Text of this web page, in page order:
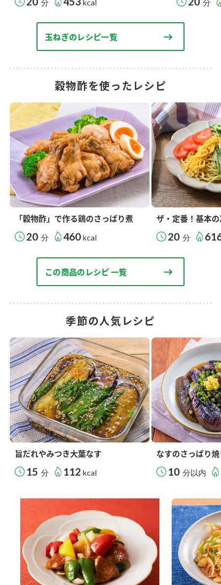
分 kcal 分
玉ねぎのレシピ一覧
穀物酢を使ったレシピ
「穀物酢」で作る鶏のさっぱり煮
20 分 460 kcal
ザ・定番！基本
20 分
この商品のレシピ 一覧
季節の人気レシピ
旨だれやみつき大葉なす
15 分 112 kcal
なすのさっぱり
10 分以内